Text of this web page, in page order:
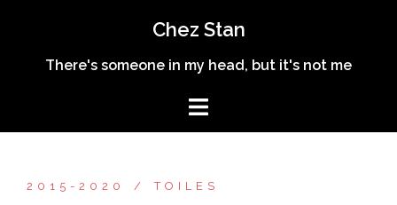
contenu
Chez Stan
There's someone in my head, but it's not me
2015-2020 TOILES